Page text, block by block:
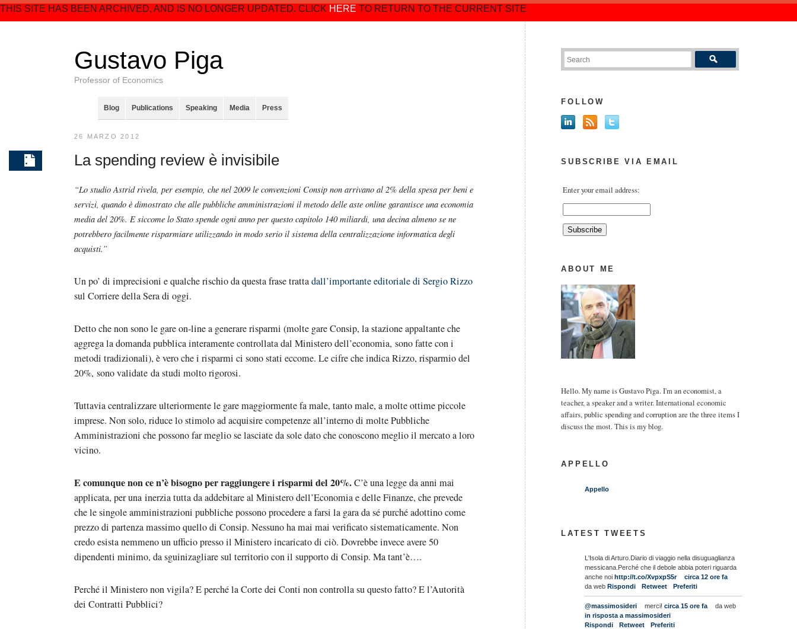
THIS SITE HAS BEEN ARCHIVED, AND IS NO LONGER UPDATED. CLICK HERE TO RETURN TO THE CURRENT SITE
Gustavo Piga
Professor of Economics
Blog Publications Speaking Media Press
26 MARZO 2012
La spending review è invisibile
“Lo studio Astrid rivela, per esempio, che nel 2009 le convenzioni Consip non arrivano al 2% della spesa per beni e
servizi, quando è dimostrato che alle pubbliche amministrazioni il metodo delle aste online garantisce una economia
media del 20%. E siccome lo Stato spende ogni anno per questo capitolo 140 miliardi, una decina almeno se ne
potrebbero facilmente risparmiare utilizzando in modo serio il sistema della centralizzazione informatica degli
acquisti.”
Un po’ di imprecisioni e qualche rischio da questa frase trattadall’importante editoriale di Sergio Rizzo
sul Corriere della Sera di oggi.
Detto che non sono le gare on-line a generare risparmi (molte gare Consip, la stazione appaltante che
aggrega la domanda pubblica interamente controllata dal Ministero dell’economia, sono fatte con i
metodi tradizionali), è vero che i risparmi ci sono stati eccome. Le cifre che indica Rizzo, risparmio del
20%, sono validate da studi molto rigorosi.
Tuttavia centralizzare ulteriormente le gare maggiormente fa male, tanto male, a molte ottime piccole
imprese. Non solo, riduce lo stimolo ad acquisire competenze all’interno di molte Pubbliche
Amministrazioni che possono far meglio se lasciate da sole dato che conoscono meglio il mercato a loro
vicino.
E comunque non ce n’è bisogno per raggiungere i risparmi del 20%.C’è una legge da anni mai
applicata, per una inerzia tutta da addebitare al Ministero dell’Economia e delle Finanze, che prevede
che le singole amministrazioni pubbliche possono procedere a farsi la gara da sé purché adottino come
prezzo di partenza massimo quello di Consip. Nessuno ha mai mai verificato sistematicamente. Non
credo esista nemmeno un ufficio presso il Ministero incaricato di ciò. Dovrebbe invece avere 50
dipendenti minimo, da sguinizagliare sul territorio con il supporto di Consip. Ma tant’è….
Perché il Ministero non vigila? E perché la Corte dei Conti non controlla su questo fatto? E l’Autorità
dei Contratti Pubblici?
FOLLOW
SUBSCRIBE VIA EMAIL
Enter your email address:
ABOUT ME
Hello. My name is Gustavo Piga. I'm an economist, a
teacher, a speaker and a writer. International economic
affairs, public spending and corruption are the three items I
discuss the most. This is my blog.
APPELLO
Appello
LATEST TWEETS
L'Isola di Arturo.Diario di viaggio nella disuguaglianza
messicana.Perché che il debole abbia poteri riguarda
anche noihttp://t.co/XvpxpS5r
circa 12 ore fa
da web Rispondi Retweet Preferiti
@massimosideri merci! circa 15 ore fa
da web
in risposta a massimosideri
Rispondi
Retweet Preferiti